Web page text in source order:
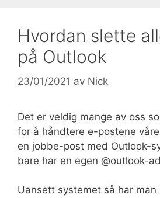
Hvordan slette
på Outlook
23/01/2021 av Nick
Det er veldig mange av oss
for å håndtere e-postene
en jobbe-post med Outlook-
bare har en egen @outlook-
Uansett systemet så har man